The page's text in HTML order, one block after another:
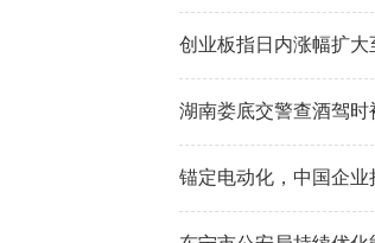
创业板指日内涨幅扩大
湖南娄底交警查酒驾时
锚定电动化，中国企业